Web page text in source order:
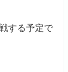
する予定で